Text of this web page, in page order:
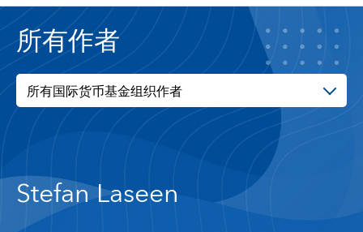
所有作者
所有国际货币基金组织作者
Stefan Laseen